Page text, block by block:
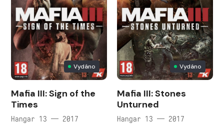
Vydáno
Mafia III: Sign of the
Times
Hangar 13 — 2017
Vydáno
Mafia III: Stones
Unturned
Hangar 13 — 2017